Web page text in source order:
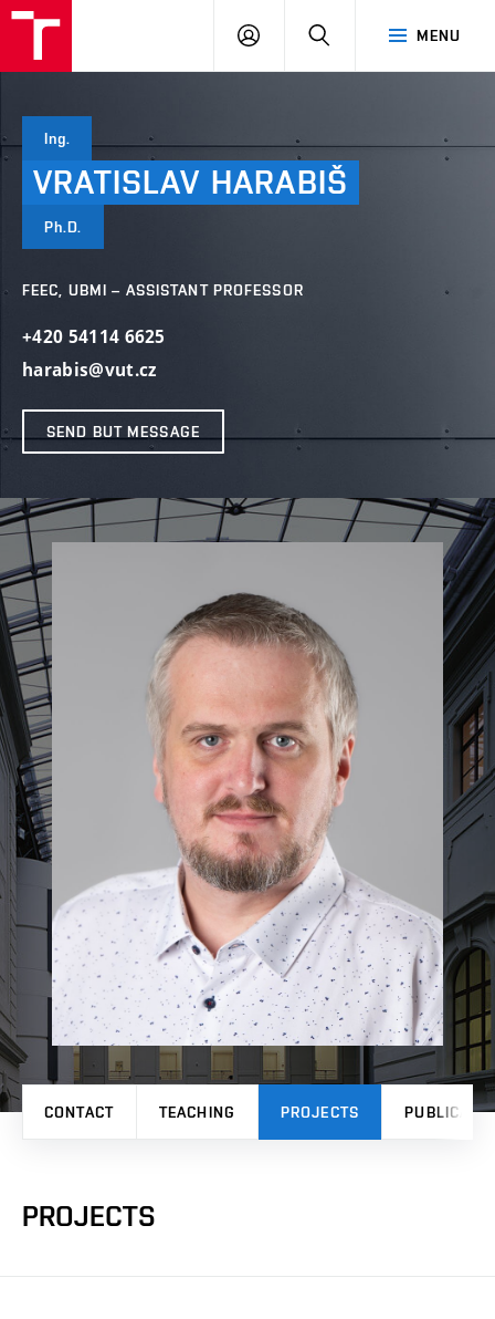
MENU
LOG
SEARCH
Ing.
VRATISLAV HARABIŠ
Ph.D.
FEEC, UBMI – ASSISTANT PROFESSOR
+420 54114 6625
harabis@vut.cz
SEND BUT MESSAGE
CONTACT TEACHING PROJECTS
PROJECTS